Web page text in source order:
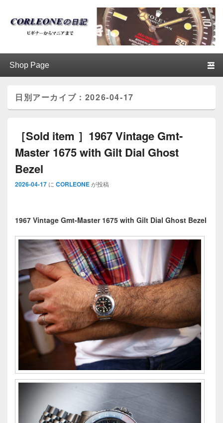
ブログ / アンティークロレックス
│CORLEONE
日別アーカイブ： 2026-04-17
［Sold item ］1967 Vintage Gmt-
Master 1675 with Gilt Dial Ghost
Bezel
2026-04-17 に CORLEONEが投稿
1967 Vintage Gmt-Master 1675 with Gilt Dial Ghost Bezel